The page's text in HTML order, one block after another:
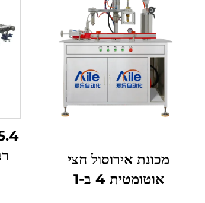
מכונת אירוסול חצי
אוטומטית 4 ב-1